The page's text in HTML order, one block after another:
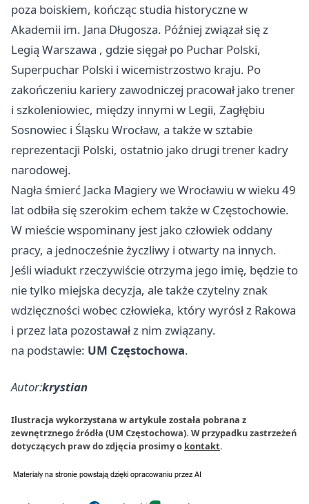
poza boiskiem, kończąc studia historyczne w
Akademii im. Jana Długosza. Później związał się z
Legią Warszawa , gdzie sięgał po Puchar Polski,
Superpuchar Polski i wicemistrzostwo kraju. Po
zakończeniu kariery zawodniczej pracował jako trener
i szkoleniowiec, między innymi w Legii, Zagłębiu
Sosnowiec i Śląsku Wrocław, a także w sztabie
reprezentacji Polski, ostatnio jako drugi trener kadry
narodowej.
Nagła śmierć Jacka Magiery we Wrocławiu w wieku 49
lat odbiła się szerokim echem także w Częstochowie.
W mieście wspominany jest jako człowiek oddany
pracy, a jednocześnie życzliwy i otwarty na innych.
Jeśli wiadukt rzeczywiście otrzyma jego imię, będzie to
nie tylko miejska decyzja, ale także czytelny znak
wdzięczności wobec człowieka, który wyrósł z Rakowa
i przez lata pozostawał z nim związany.
na podstawie: UM Częstochowa.
Autor:krystian
Ilustracja wykorzystana w artykule została pobrana z
zewnętrznego źródła (UM Częstochowa). W przypadku zastrzeżeń
dotyczących praw do zdjęcia prosimy o kontakt.